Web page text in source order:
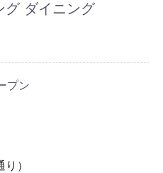
グ ダイニング
プン
）